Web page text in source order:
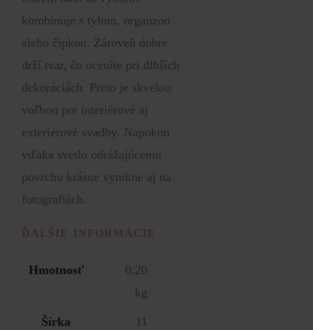
kombinuje s tylom, organzou
alebo čipkou. Zároveň dobre
drží tvar, čo oceníte pri dlhších
dekoráciách. Preto je skvelou
voľbou pre interiérové aj
exteriérové svadby. Napokon
vďaka svetlo odrážajúcemu
povrchu krásne vynikne aj na
fotografiách.
ĎALŠIE INFORMÁCIE
Hmotnosť
0,20
kg
Šírka
11